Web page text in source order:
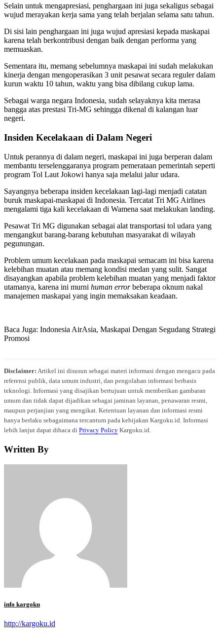
Selain untuk mengapresiasi, penghargaan ini juga sekaligus sebagai
wujud merayakan kerja sama yang telah berjalan selama satu tahun.
Di sisi lain penghargaan ini juga wujud apresiasi kepada maskapai
karena telah berkontribusi dengan baik dengan performa yang
memuaskan.
Sementara itu, memang sebelumnya maskapai ini sudah melakukan
kinerja dengan mengoperasikan 3 unit pesawat secara reguler dalam
kurun waktu 10 tahun, waktu yang bisa dibilang cukup lama.
Sebagai warga negara Indonesia, sudah selayaknya kita merasa
bangga atas prestasi Tri-MG sehingga dikenal di kalangan luar
negeri.
Insiden Kecelakaan di Dalam Negeri
Untuk perannya di dalam negeri, maskapai ini juga berperan dalam
membantu terselenggaranya program pemerataan pemerintah seperti
program Tol Laut Jokowi hanya saja melalui jalur udara.
Sayangnya beberapa insiden kecelakaan lagi-lagi menjadi catatan
buruk maskapai-maskapai di Indonesia. Tercatat Tri MG Airlines
mengalami tiga kali kecelakaan di Wamena saat melakukan landing.
Pesawat Tri MG digunakan sebagai alat transportasi tol udara yang
mengangkut barang-barang kebutuhan masyarakat di wilayah
pegunungan.
Problem umum kecelakaan pada maskapai semacam ini bisa karena
kelebihan muatan atau memang kondisi medan yang sulit. Sangat
disayangkan apabila problem kelebihan muatan yang menjadi faktor
utamanya, karena ini murni human errorbeberapa oknum nakal
manajemen maskapai yang ingin memaksakan keadaan.
Baca Juga: Indonesia AirAsia, Maskapai Dengan Segudang Strategi
Promosi
Disclaimer: Artikel ini disusun sebagai materi informasi dengan mengacu pada
referensi publik, data umum industri, dan pengolahan informasi berbasis
teknologi. Informasi yang disajikan bertujuan untuk memberikan gambaran
umum dan tidak dapat dijadikan sebagai jaminan layanan, penawaran resmi,
maupun perjanjian yang mengikat. Ketentuan layanan dan informasi resmi
hanya berlaku sebagaimana tercantum pada kebijakan Kargoku.id. Informasi
lebih lanjut dapat dibaca di Privacy Policy Kargoku.id.
Written By
info kargoku
http://kargoku.id